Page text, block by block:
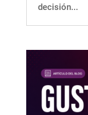
decisión...